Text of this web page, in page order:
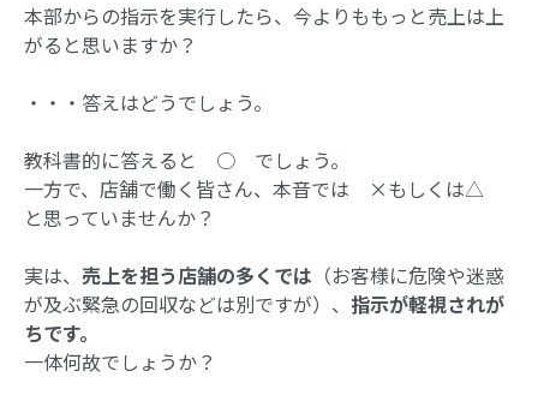
本部からの指示を実行したら、今よりももっと売上は上
がると思いますか？
・・・答えはどうでしょう。
教科書的に答えると ○ でしょう。
一方で、店舗で働く皆さん、本音では ×もしくは△
と思っていませんか？
実は、 売上を担う店舗の多くでは （お客様に危険や迷惑
が及ぶ緊急の回収などは別ですが）、 指示が軽視されが
ちです。
一体何故でしょうか？